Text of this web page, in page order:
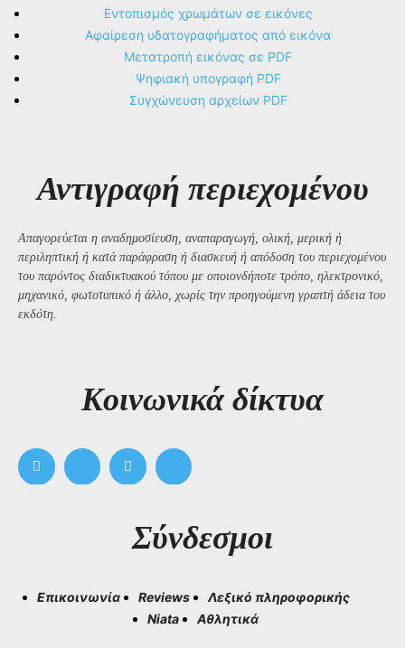
Εντοπισμός χρωμάτων σε εικόνες
Αφαίρεση υδατογραφήματος από εικόνα
Μετατροπή εικόνας σε PDF
Ψηφιακή υπογραφή PDF
Συγχώνευση αρχείων PDF
Αντιγραφή περιεχομένου
Απαγορεύεται η αναδημοσίευση, αναπαραγωγή, ολική, μερική ή
περιληπτική ή κατά παράφραση ή διασκευή ή απόδοση του περιεχομένου
του παρόντος διαδικτυακού τόπου με οποιονδήποτε τρόπο, ηλεκτρονικό,
μηχανικό, φωτοτυπικό ή άλλο, χωρίς την προηγούμενη γραπτή άδεια του
εκδότη.
Kοινωνικά δίκτυα
Σύνδεσμοι
Επικοινωνία Reviews
Λεξικό πληροφορικής
Niata
Αθλητικά